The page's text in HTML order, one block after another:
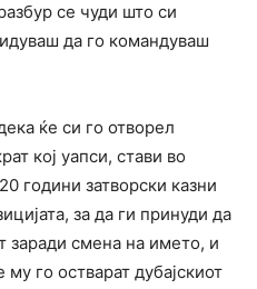
се чуди што си
да го командуваш
ќе си го отворел
кој уапси, стави во
години затворски казни
за да ги принуди да
заради смена на името, и
го остварат дубајскиот